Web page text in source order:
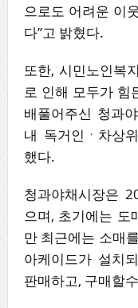
으로도 어려운 이
다”고 밝혔다.
또한, 시민노인복
로 인해 모두가 힘
배풀어주신 청과
내 독거인ㆍ차상
했다.
청과야채시장은
으며, 초기에는 도
만 최근에는 소매
아케이드가 설치
판매하고, 구매할